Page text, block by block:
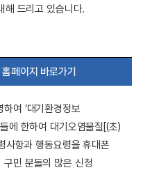
해 드리고 있습니다.
페이지 바로가기
여 ‘대기환경정보
에 한하여 대기오염물질[(초)
사항과 행동요령을 휴대폰
구민 분들의 많은 신청